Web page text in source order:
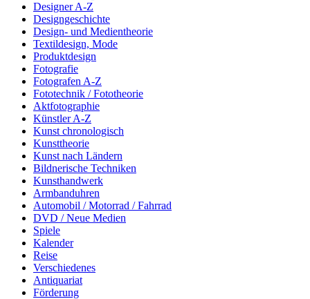
Designer A-Z
Designgeschichte
Design- und Medientheorie
Textildesign, Mode
Produktdesign
Fotografie
Fotografen A-Z
Fototechnik / Fototheorie
Aktfotographie
Künstler A-Z
Kunst chronologisch
Kunsttheorie
Kunst nach Ländern
Bildnerische Techniken
Kunsthandwerk
Armbanduhren
Automobil / Motorrad / Fahrrad
DVD / Neue Medien
Spiele
Kalender
Reise
Verschiedenes
Antiquariat
Förderung